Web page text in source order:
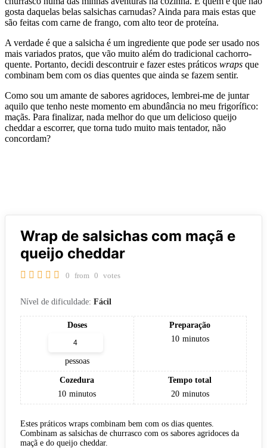
gosta daquelas belas salsichas carnudas? Ainda para mais estas que
são feitas com carne de frango, com alto teor de proteína.
A verdade é que a salsicha é um ingrediente que pode ser usado nos
mais variados pratos, que vão muito além do tradicional cachorro-
quente. Portanto, decidi descontruir e fazer estes práticos wraps que
combinam bem com os dias quentes que ainda se fazem sentir.
Como sou um amante de sabores agridoces, lembrei-me de juntar
aquilo que tenho neste momento em abundância no meu frigorífico:
maçãs. Para finalizar, nada melhor do que um delicioso queijo
cheddar a escorrer, que torna tudo muito mais tentador, não
concordam?
Wrap de salsichas com maçã e
queijo cheddar
0 from 0 votes
Nível de dificuldade: Fácil
Doses
pessoas
Preparação
10 minutos
Cozedura
10 minutos
Tempo total
20 minutos
Estes práticos wraps combinam bem com os dias quentes.
Combinam as salsichas de churrasco com os sabores agridoces da
maçã e do queijo cheddar.